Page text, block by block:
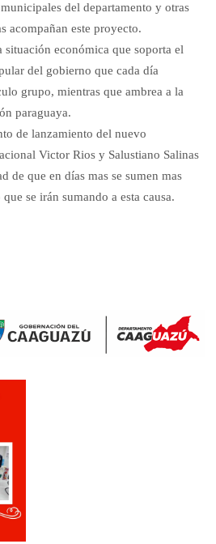
del departamento y otras
acompañan este proyecto.
situación económica que soporta el
del gobierno que cada día
grupo, mientras que ambrea a la
paraguaya.
de lanzamiento del nuevo
Victor Rios y Salustiano Salinas
de que en días mas se sumen mas
se irán sumando a esta causa.